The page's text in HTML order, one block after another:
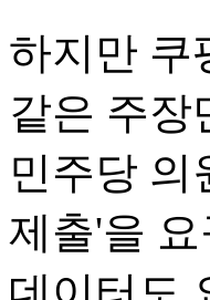
하지만 쿠
같은 주장
민주당 의
제출'을